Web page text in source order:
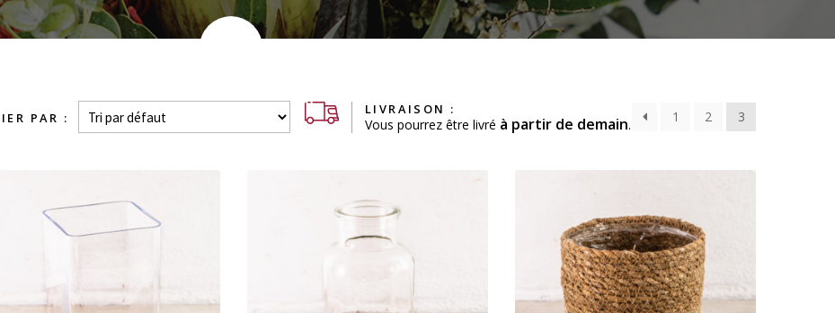
LIVRAISON :
Vous pourrez être livré à partir de demain. 1 2 3